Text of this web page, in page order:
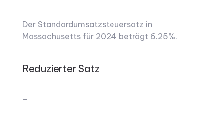
Der Standardumsatzsteuersatz in
Massachusetts für 2024 beträgt 6.25%.
Reduzierter Satz
–